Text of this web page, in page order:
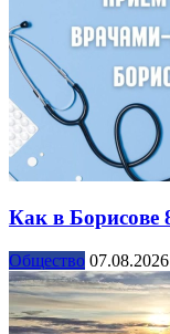
Как в Борисове
Общество 07.08.2026